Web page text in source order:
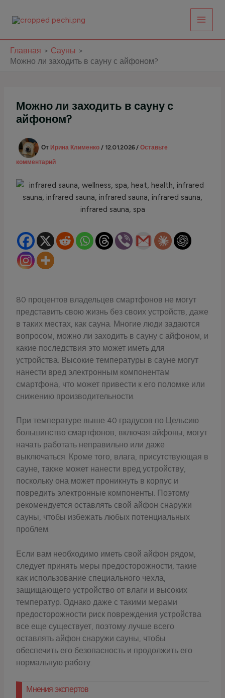
Главная
Сауны
Можно ли заходить в сауну с айфоном?
Можно ли заходить в сауну с
айфоном?
От Ирина Клименко/ 12.01.2026/Оставьте
комментарий
80 процентов владельцев смартфонов не могут
представить свою жизнь без своих устройств, даже
в таких местах, как сауна. Многие люди задаются
вопросом, можно ли заходить в сауну с айфоном, и
какие последствия это может иметь для
устройства. Высокие температуры в сауне могут
нанести вред электронным компонентам
смартфона, что может привести к его поломке или
снижению производительности.
При температуре выше 40 градусов по Цельсию
большинство смартфонов, включая айфоны, могут
начать работать неправильно или даже
выключаться. Кроме того, влага, присутствующая в
сауне, также может нанести вред устройству,
поскольку она может проникнуть в корпус и
повредить электронные компоненты. Поэтому
рекомендуется оставлять свой айфон снаружи
сауны, чтобы избежать любых потенциальных
проблем.
Если вам необходимо иметь свой айфон рядом,
следует принять меры предосторожности, такие
как использование специального чехла,
защищающего устройство от влаги и высоких
температур. Однако даже с такими мерами
предосторожности риск повреждения устройства
все еще существует, поэтому лучше всего
оставлять айфон снаружи сауны, чтобы
обеспечить его безопасность и продолжить его
нормальную работу.
Мнения экспертов